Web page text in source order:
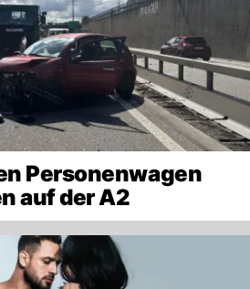
Personenwagen
auf der A2